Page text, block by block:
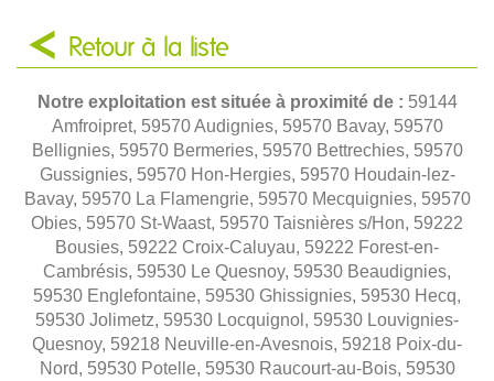
Retour à la liste
Notre exploitation est située à proximité de : 59144
Amfroipret, 59570 Audignies, 59570 Bavay, 59570
Bellignies, 59570 Bermeries, 59570 Bettrechies, 59570
Gussignies, 59570 Hon-Hergies, 59570 Houdain-lez-
Bavay, 59570 La Flamengrie, 59570 Mecquignies, 59570
Obies, 59570 St-Waast, 59570 Taisnières s/Hon, 59222
Bousies, 59222 Croix-Caluyau, 59222 Forest-en-
Cambrésis, 59530 Le Quesnoy, 59530 Beaudignies,
59530 Englefontaine, 59530 Ghissignies, 59530 Hecq,
59530 Jolimetz, 59530 Locquignol, 59530 Louvignies-
Quesnoy, 59218 Neuville-en-Avesnois, 59218 Poix-du-
Nord, 59530 Potelle, 59530 Raucourt-au-Bois, 59530